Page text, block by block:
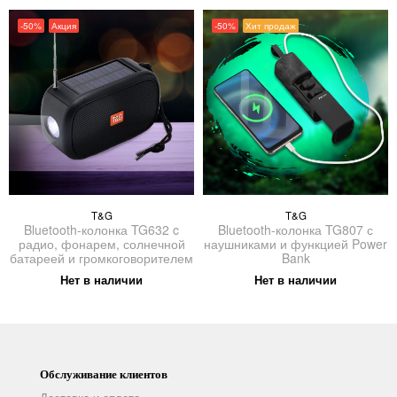
-50% Акция
T&G
Bluetooth-колонка TG632 c
радио, фонарем, солнечной
батареей и громкоговорителем
Нет в наличии
-50% Хит продаж
T&G
Bluetooth-колонка TG807 с
наушниками и функцией Power
Bank
Нет в наличии
Обслуживание клиентов